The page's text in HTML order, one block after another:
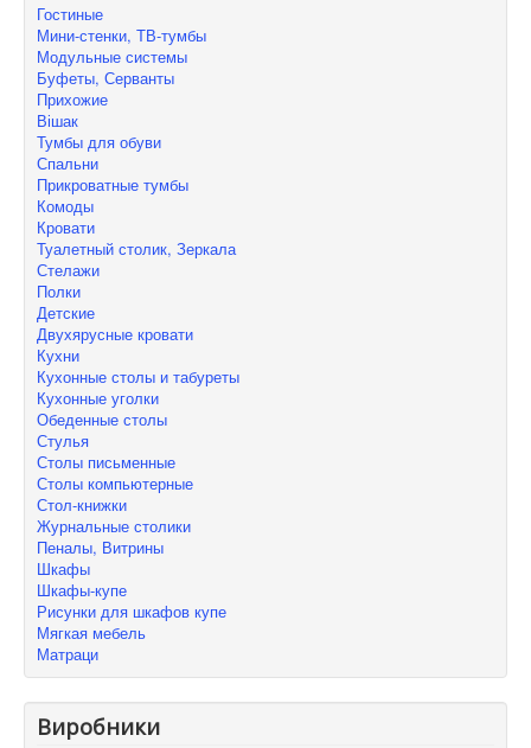
Гостиные
Мини-стенки, ТВ-тумбы
Модульные системы
Буфеты, Серванты
Прихожие
Вішак
Тумбы для обуви
Спальни
Прикроватные тумбы
Комоды
Кровати
Туалетный столик, Зеркала
Стелажи
Полки
Детские
Двухярусные кровати
Кухни
Кухонные столы и табуреты
Кухонные уголки
Обеденные столы
Стулья
Столы письменные
Столы компьютерные
Стол-книжки
Журнальные столики
Пеналы, Витрины
Шкафы
Шкафы-купе
Рисунки для шкафов купе
Мягкая мебель
Матраци
Виробники